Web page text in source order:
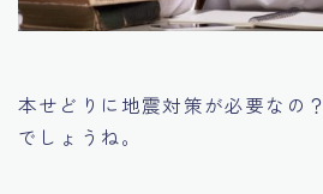
本せどりに地震対策が必要なの？
でしょうね。